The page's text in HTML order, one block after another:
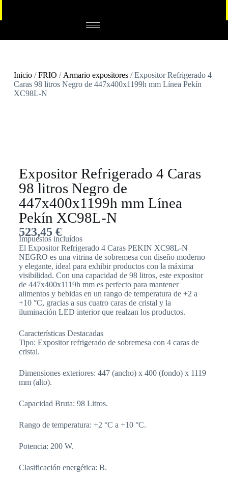
Inicio/FRIO / Armario expositores/ Expositor Refrigerado 4
Caras 98 litros Negro de 447x400x1199h mm Línea Pekín
XC98L-N
Expositor Refrigerado 4 Caras
98 litros Negro de
447x400x1199h mm Línea
Pekín XC98L-N
523,45 €
Impuestos incluídos
El Expositor Refrigerado 4 Caras PEKIN XC98L-N
NEGRO es una vitrina de sobremesa con diseño moderno
y elegante, ideal para exhibir productos con la máxima
visibilidad. Con una capacidad de 98 litros, este expositor
de 447x400x1119h mm es perfecto para mantener
alimentos y bebidas en un rango de temperatura de +2 a
+10 °C, gracias a sus cuatro caras de cristal y la
iluminación LED interior que realzan los productos.
Características Destacadas
Tipo: Expositor refrigerado de sobremesa con 4 caras de
cristal.
Dimensiones exteriores: 447 (ancho) x 400 (fondo) x 1119
mm (alto).
Capacidad Bruta: 98 Litros.
Rango de temperatura: +2 °C a +10 °C.
Potencia: 200 W.
Clasificación energética: B.